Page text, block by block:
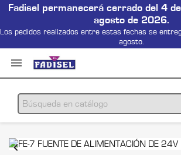
Fadisel permanecerá cerrado del 4
agosto de 2026.
Los pedidos realizados entre estas fechas se
agosto.

